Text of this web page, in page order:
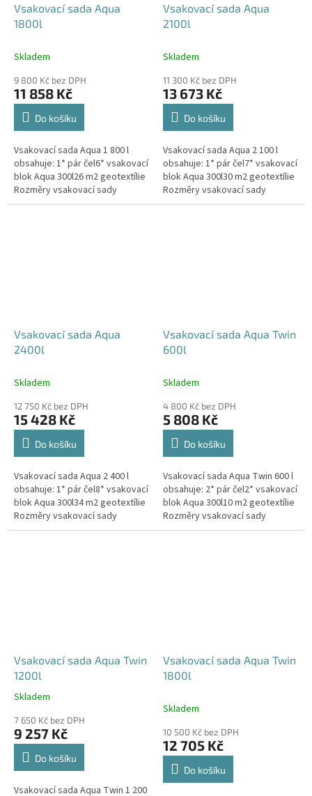
Vsakovací sada Aqua
1800l
Skladem
9 800 Kč bez DPH
11 858 Kč
Do košíku
Vsakovací sada Aqua 1 800 l
obsahuje: 1* pár čel6* vsakovací
blok Aqua 300l26 m2 geotextílie
Rozměry vsakovací sady
720x80x52 cm Nosnost bloků až
Vsakovací sada Aqua
2100l
Skladem
11 300 Kč bez DPH
13 673 Kč
Do košíku
Vsakovací sada Aqua 2 100 l
obsahuje: 1* pár čel7* vsakovací
blok Aqua 300l30 m2 geotextílie
Rozměry vsakovací sady
840x80x52 cm Nosnost bloků až
Vsakovací sada Aqua
2400l
Skladem
12 750 Kč bez DPH
15 428 Kč
Do košíku
Vsakovací sada Aqua 2 400 l
obsahuje: 1* pár čel8* vsakovací
blok Aqua 300l34 m2 geotextílie
Rozměry vsakovací sady
960x80x52 cm Nosnost bloků až
Vsakovací sada Aqua Twin
600l
Skladem
4 800 Kč bez DPH
5 808 Kč
Do košíku
Vsakovací sada Aqua Twin 600 l
obsahuje: 2* pár čel2* vsakovací
blok Aqua 300l10 m2 geotextílie
Rozměry vsakovací sady
120x80x104 cm Nosnost bloků
Vsakovací sada Aqua Twin
1200l
Průměrné
produktu
je
5,0
hvězdiček.
Skladem
7 650 Kč bez DPH
9 257 Kč
Do košíku
Vsakovací sada Aqua Twin 1 200
Vsakovací sada Aqua Twin
1800l
Skladem
10 500 Kč bez DPH
12 705 Kč
Do košíku